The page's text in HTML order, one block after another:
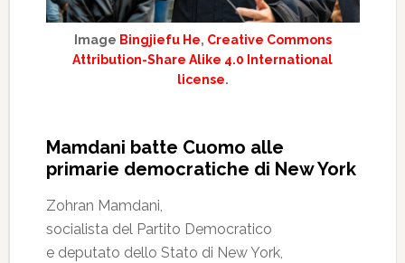
Image Bingjiefu He, Creative Commons
Attribution-Share Alike 4.0 International
license.
Mamdani batte Cuomo alle
primarie democratiche di New York
Zohran Mamdani,
socialista del Partito Democratico
e deputato dello Stato di New York,